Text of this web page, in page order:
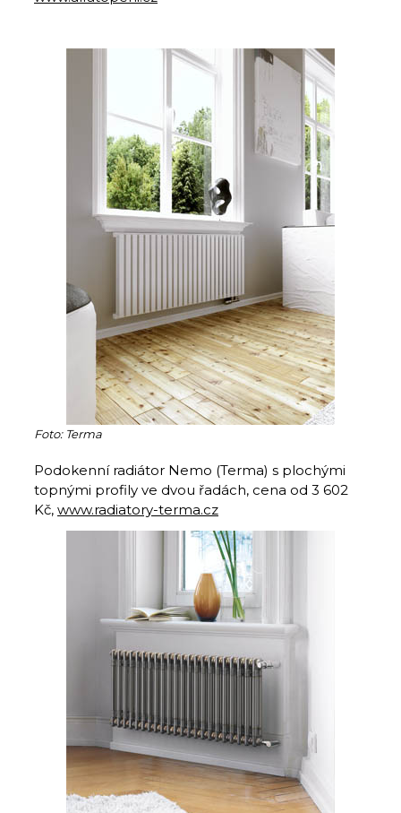
Foto: Terma
Podokenní radiátor Nemo (Terma) s plochými
topnými profily ve dvou řadách, cena od 3 602
Kč, www.radiatory-terma.cz